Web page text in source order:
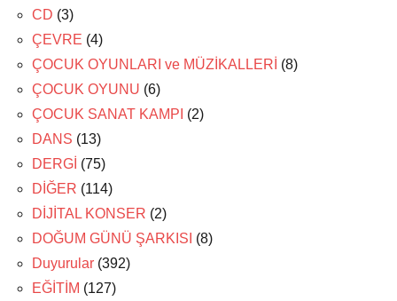
CD (3)
ÇEVRE (4)
ÇOCUK OYUNLARI ve MÜZİKALLERİ (8)
ÇOCUK OYUNU (6)
ÇOCUK SANAT KAMPI (2)
DANS (13)
DERGİ (75)
DİĞER (114)
DİJİTAL KONSER (2)
DOĞUM GÜNÜ ŞARKISI (8)
Duyurular (392)
EĞİTİM (127)